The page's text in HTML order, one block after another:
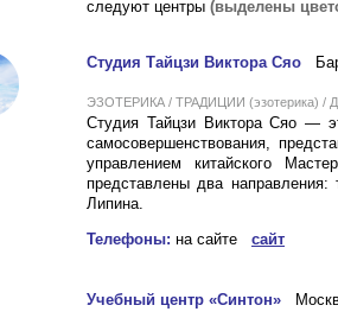
следуют центры (выделены
Студия Тайцзи Виктора Сяо
ЭЗОТЕРИКА / ТРАДИЦИИ (эзотерика) /
Студия Тайцзи Виктора Сяо —
самосовершенствования,
управлением китайского
представлены два
Липина.
Телефоны: на сайте сайт
Учебный центр «Синтон»